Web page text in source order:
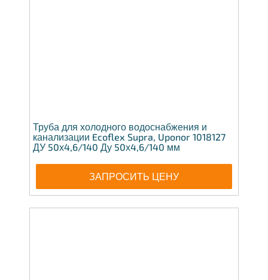
Труба для холодного водоснабжения и
канализации Ecoflex Supra, Uponor 1018127
ДУ 50х4,6/140 Ду 50х4,6/140 мм
ЗАПРОСИТЬ ЦЕНУ